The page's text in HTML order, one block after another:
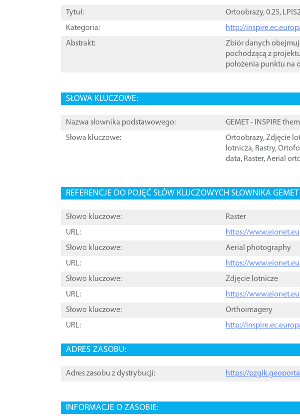
Tytuł:
Ortoobrazy, 0.25,
Kategoria:
http://
Abstrakt:
Zbiór danych
pochodzącą z
położenia punktu na
SŁOWA KLUCZOWE:
Nazwa słownika podstawowego:
GEMET - INSPIRE
Słowa kluczowe:
Ortoobrazy,Zdjęcie
lotnicza, Rastry,
data, Raster,Aerial
REFERENCJE DO POJĘĆ SŁÓW KLUCZOWYCH SŁOWNIKA GEMET
Słowo kluczowe:
Raster
URL:
https://
Słowo kluczowe:
Aerial photography
URL:
https://
Słowo kluczowe:
Zdjęcie lotnicze
URL:
https://
Słowo kluczowe:
Orthoimagery
URL:
http://
ADRES ZASOBU:
Adres zasobu z dystrybucji: https://
INFORMACJE O ZASOBIE: